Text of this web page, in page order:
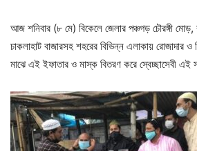
আজ শনিবার (৮ মে) বিকেলে জেলার পঞ্চগড় চৌরঙ্গী
চাকলাহাট বাজারসহ শহরের বিভিন্ন এলাকায় রোজাদার
মাঝে এই ইফাতার ও মাস্ক বিতরণ করে স্বেচ্ছাসেবী এই